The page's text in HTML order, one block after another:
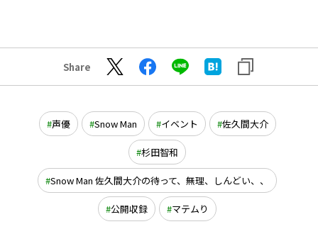
Share
声優 Snow Man イベント 佐久間大介
杉田智和
Snow Man 佐久間大介の待って、無理、しんどい、、
公開収録 マテムり